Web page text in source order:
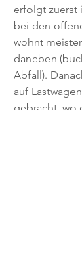
erfolgt zuerst
bei den
wohnt
daneben
Abfall).
auf
gebracht, wo